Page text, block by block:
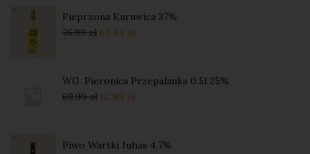
Pieprzona Kurnwica 37%
76.99zł 65.44 zł
WG. Pieronica Przepalanka 0.5l 25%
69.99zł 62.99 zł
Piwo Wartki Juhas 4,7%